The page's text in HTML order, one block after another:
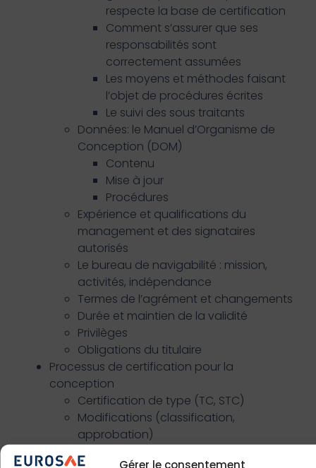
Gérer le consentement
respecte la base de certification
Comment s’assurer que ses
responsabilités sont
correctement assumées
Les moyens et méthodes faisant
l’objet de procédures écrites
Le suivi des sous traitants
Données: le Manuel d’Organisme de
Conception (DOM)
Contenu
Mise à jour
Procédures
Expérience et qualifications du
management et des signataires
autorisés
Le bureau de navigabilité : mission,
activités, indépendance
Termes de l’agrément et changements
Durée et maintien de la validité
Privilèges
Obligations du titulaire
Processus de certification pour la
conception
Certification de type (TC, STC)
Modifications (classification,
approbation)
Service Bulletins (rédaction,